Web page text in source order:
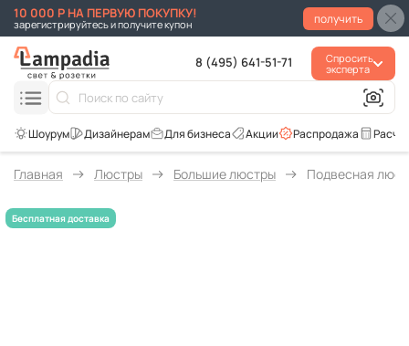
10 000 Р НА ПЕРВУЮ ПОКУПКУ!
зарегистрируйтесь и получите купон получить
8 (495) 641-51-71
Спросить
эксперта
Распродажа
Акции
Для бизнеса
Главная Люстры Большие люстры Подвесная